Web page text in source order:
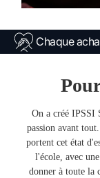
Chaque
On a créé IPSSI
passion avant
portent cet état
l'école, avec
donner à toute la